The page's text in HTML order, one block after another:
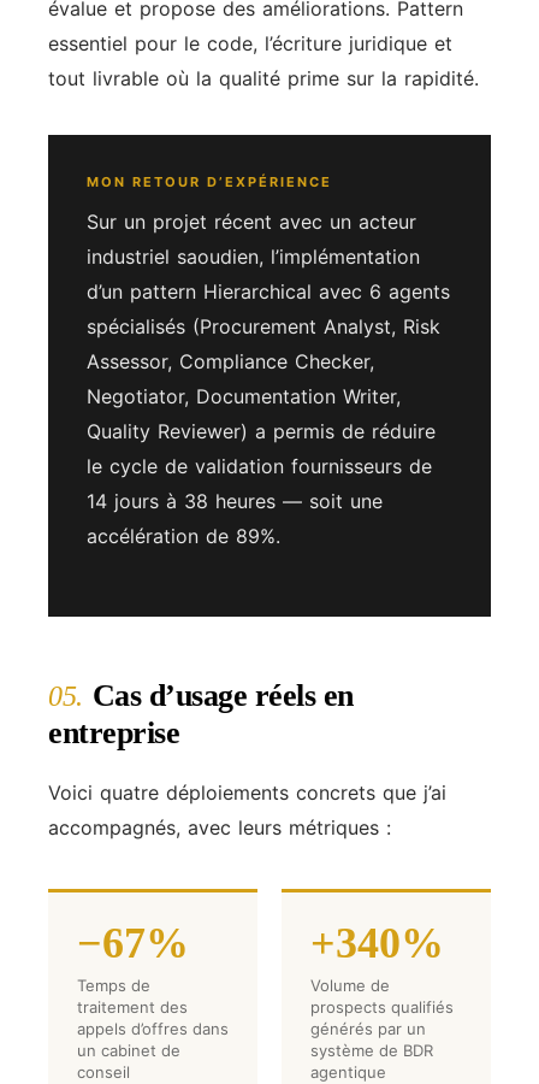
évalue et propose des améliorations. Pattern
essentiel pour le code, l’écriture juridique et
tout livrable où la qualité prime sur la rapidité.
MON RETOUR D’EXPÉRIENCE
Sur un projet récent avec un acteur
industriel saoudien, l’implémentation
d’un pattern Hierarchical avec 6 agents
spécialisés (Procurement Analyst, Risk
Assessor, Compliance Checker,
Negotiator, Documentation Writer,
Quality Reviewer) a permis de réduire
le cycle de validation fournisseurs de
14 jours à 38 heures — soit une
accélération de 89%.
05. Cas d’usage réels en
entreprise
Voici quatre déploiements concrets que j’ai
accompagnés, avec leurs métriques :
−67%
Temps de
traitement des
appels d’offres dans
un cabinet de
conseil
+340%
Volume de
prospects qualifiés
générés par un
système de BDR
agentique